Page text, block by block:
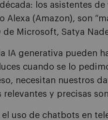
los asistentes
Alexa (Amazon), son
de Microsoft, Satya
IA generativa pueden
cuando se lo
necesitan nuestros
y precisas
el uso de chatbots en